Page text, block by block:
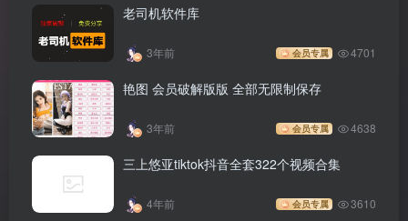
老司机软件库
3年前 会员专属 4701
艳图 会员破解版版 全部无限制保存
3年前 会员专属 4638
三上悠亚tiktok抖音全套322个视频合集
4年前 会员专属 3610